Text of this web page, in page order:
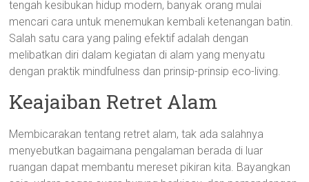
tengah kesibukan hidup modern, banyak orang mulai
mencari cara untuk menemukan kembali ketenangan batin.
Salah satu cara yang paling efektif adalah dengan
melibatkan diri dalam kegiatan di alam yang menyatu
dengan praktik mindfulness dan prinsip-prinsip eco-living.
Keajaiban Retret Alam
Membicarakan tentang retret alam, tak ada salahnya
menyebutkan bagaimana pengalaman berada di luar
ruangan dapat membantu mereset pikiran kita. Bayangkan